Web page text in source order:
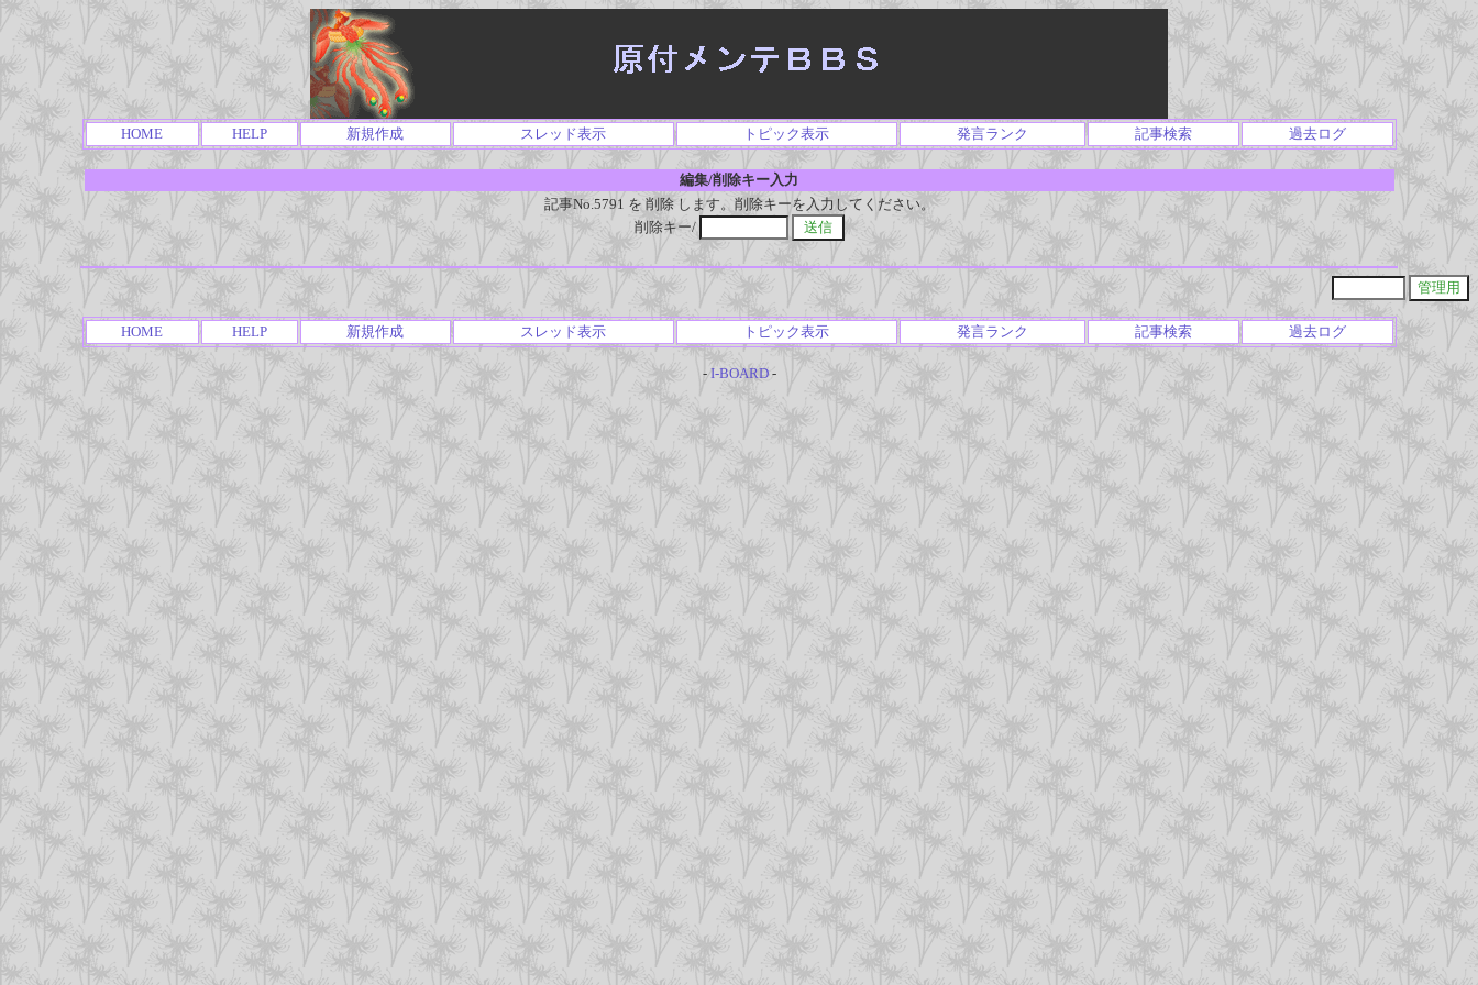
HOME HELP 新規作成 スレッド表示 トピック表示 発言ランク 記事検索 過去ログ
編集/削除キー入力
記事No.5791 を 削除 します。削除キーを入力してください。
削除キー/
HOME HELP 新規作成 スレッド表示 トピック表示 発言ランク 記事検索 過去ログ
- I-BOARD-